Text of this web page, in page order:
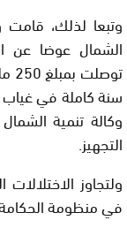
وتبعا لذلك، قامت
الشمال عوضا عن
سنة كاملة في غياب
وكالة تنمية
التجهيز.
ولتجاوز
في منظومة